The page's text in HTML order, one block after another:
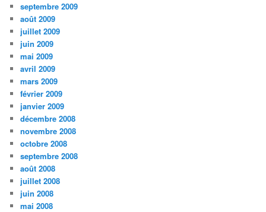
septembre 2009
août 2009
juillet 2009
juin 2009
mai 2009
avril 2009
mars 2009
février 2009
janvier 2009
décembre 2008
novembre 2008
octobre 2008
septembre 2008
août 2008
juillet 2008
juin 2008
mai 2008